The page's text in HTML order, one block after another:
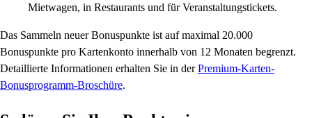
Mietwagen, in Restaurants und für Veranstaltungstickets.
Das Sammeln neuer Bonuspunkte ist auf maximal 20.000
Bonuspunkte pro Kartenkonto innerhalb von 12 Monaten begrenzt.
Detaillierte Informationen erhalten Sie in derPremium-Karten-
Bonusprogramm-Broschüre.